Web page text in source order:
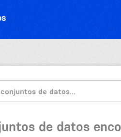
de datos